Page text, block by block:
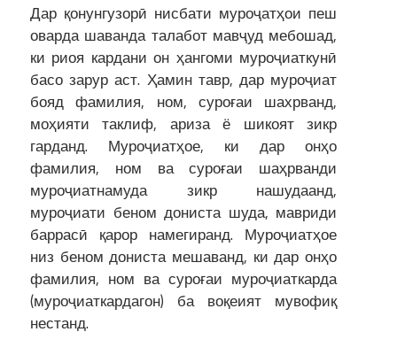
Дар қонунгузорӣ нисбати муроҷатҳои пеш
оварда шаванда талабот мавҷуд мебошад,
ки риоя кардани он ҳангоми муроҷиаткунӣ
басо зарур аст. Ҳамин тавр, дар муроҷиат
бояд фамилия, ном, суроғаи шахрванд,
моҳияти таклиф, ариза ё шикоят зикр
гарданд. Муроҷиатҳое, ки дар онҳо
фамилия, ном ва суроғаи шаҳрванди
муроҷиатнамуда зикр нашудаанд,
муроҷиати беном дониста шуда, мавриди
баррасӣ қарор намегиранд. Муроҷиатҳое
низ беном дониста мешаванд, ки дар онҳо
фамилия, ном ва суроғаи муроҷиаткарда
(муроҷиаткардагон) ба воқеият мувофиқ
нестанд.